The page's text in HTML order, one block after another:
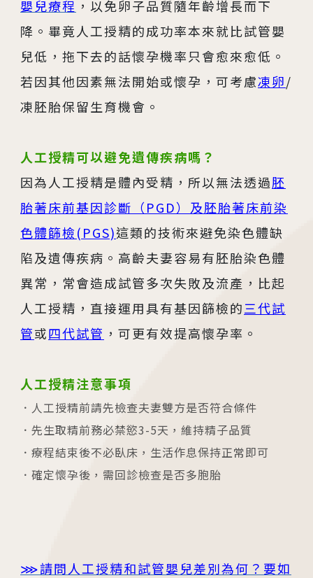
嬰兒療程 ，以免卵子品質隨年齡增長而下
降。畢竟人工授精的成功率本來就比試管嬰
兒低，拖下去的話懷孕機率只會愈來愈低。
若因其他因素無法開始或懷孕，可考慮凍卵/
凍胚胎保留生育機會。
人工授精可以避免遺傳疾病嗎？
因為人工授精是體內受精，所以無法透過胚
胎著床前基因診斷（PGD）及胚胎著床前染
色體篩檢(PGS)這類的技術來避免染色體缺
陷及遺傳疾病。高齡夫妻容易有胚胎染色體
異常，常會造成試管多次失敗及流產，比起
人工授精，直接運用具有基因篩檢的三代試
管或四代試管 ，可更有效提高懷孕率。
人工授精注意事項
人工授精前請先檢查夫妻雙方是否符合條件
先生取精前務必禁慾3-5天，維持精子品質
療程結束後不必臥床，生活作息保持正常即可
確定懷孕後，需回診檢查是否多胞胎
⋙請問人工授精和試管嬰兒差別為何？要如